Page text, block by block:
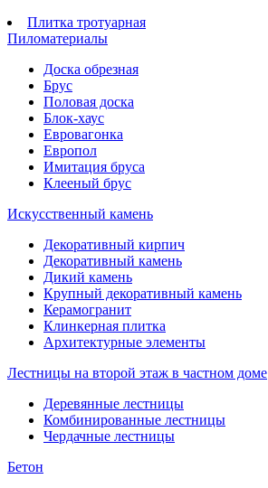
Плитка тротуарная
Пиломатериалы
Доска обрезная
Брус
Половая доска
Блок-хаус
Евровагонка
Европол
Имитация бруса
Клееный брус
Искусственный камень
Декоративный кирпич
Декоративный камень
Дикий камень
Крупный декоративный камень
Керамогранит
Клинкерная плитка
Архитектурные элементы
Лестницы на второй этаж в частном доме
Деревянные лестницы
Комбинированные лестницы
Чердачные лестницы
Бетон